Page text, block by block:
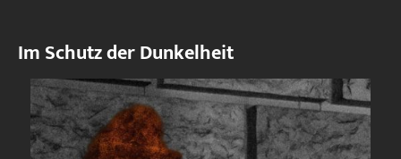
Im Schutz der Dunkelheit